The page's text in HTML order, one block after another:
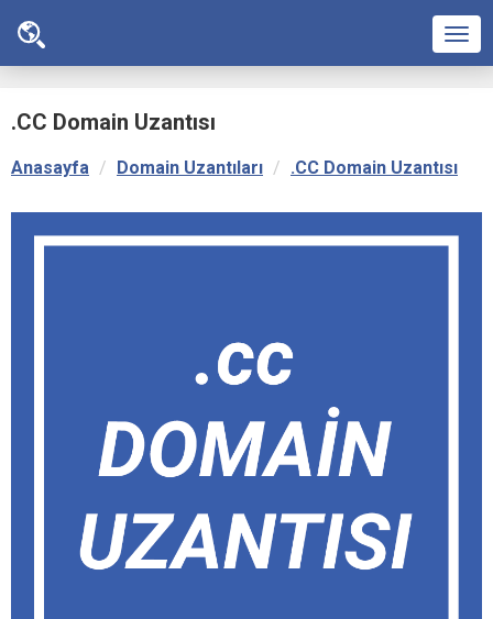
.CC Domain Uzantısı
Anasayfa Domain Uzantıları .CC Domain Uzantısı